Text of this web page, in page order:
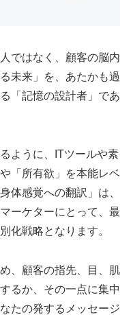
ではなく、顧客の脳内
未来」を、あたかも過
「記憶の設計者」であ
ように、ITツールや素
「所有欲」を本能レベ
体感覚への翻訳」は、
ーケターにとって、最
化戦略となります。
、顧客の指先、目、肌
るか、その一点に集中
たの発するメッセージ